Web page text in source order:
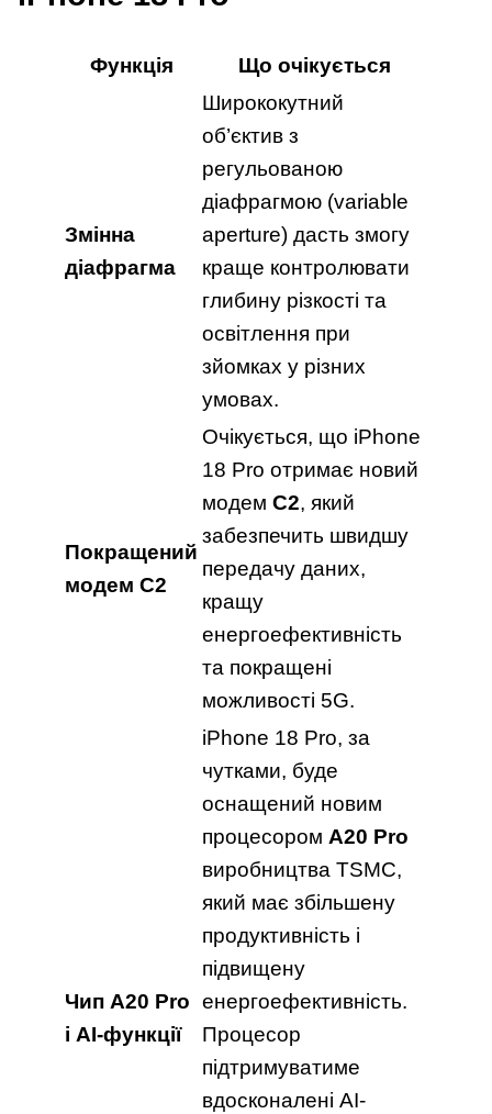
Функція Що очікується
Змінна
діафрагма
Ширококутний
об’єктив з
регульованою
діафрагмою (variable
aperture) дасть змогу
краще контролювати
глибину різкості та
освітлення при
зйомках у різних
умовах.
Покращений
модем C2
Очікується, що iPhone
18 Pro отримає новий
модем C2, який
забезпечить швидшу
передачу даних,
кращу
енергоефективність
та покращені
можливості 5G.
Чип A20 Pro
і AI-функції
iPhone 18 Pro, за
чутками, буде
оснащений новим
процесором A20 Pro
виробництва TSMC,
який має збільшену
продуктивність і
підвищену
енергоефективність.
Процесор
підтримуватиме
вдосконалені AI-